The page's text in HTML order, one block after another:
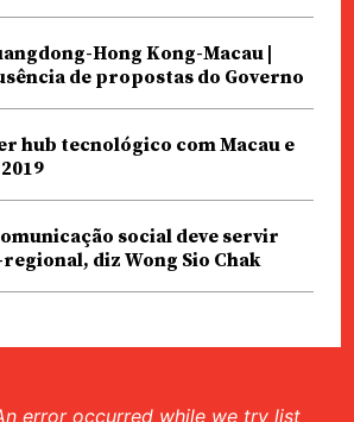
Hong Kong-Macau |
de propostas do Governo
hub tecnológico com Macau e
social deve servir
diz Wong Sio Chak
error occurred while we try list